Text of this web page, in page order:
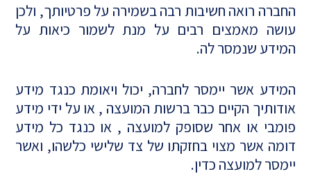
החברה רואה חשיבות רבה בשמירה על פרטיותך, ולכן
עושה מאמצים רבים על מנת לשמור כיאות על
המידע שנמסר לה.
המידע אשר יימסר לחברה, יכול ויאומת כנגד מידע
אודותיך הקיים כבר ברשות המועצה , או על ידי מידע
פומבי או אחר שסופק למועצה , או כנגד כל מידע
דומה אשר מצוי בחזקתו של צד שלישי כלשהו, ואשר
יימסר למועצה כדין.